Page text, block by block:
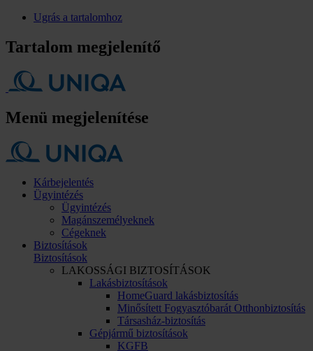
Ugrás a tartalomhoz
Tartalom megjelenítő
Menü megjelenítése
Kárbejelentés
Ügyintézés
Ügyintézés
Magánszemélyeknek
Cégeknek
Biztosítások
Biztosítások
LAKOSSÁGI BIZTOSÍTÁSOK
Lakásbiztosítások
HomeGuard lakásbiztosítás
Minősített Fogyasztóbarát Otthonbiztosítás
Társasház-biztosítás
Gépjármű biztosítások
KGFB